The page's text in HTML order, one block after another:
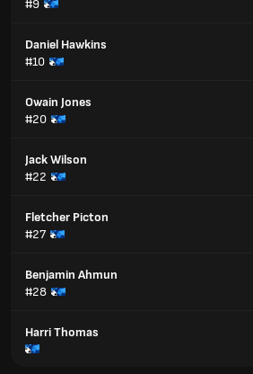
#9
Daniel Hawkins
#10
Owain Jones
#20
Jack Wilson
#22
Fletcher Picton
#27
Benjamin Ahmun
#28
Harri Thomas